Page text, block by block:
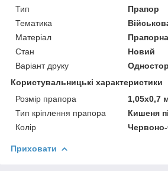
Тип
Прапор
Тематика
Матеріал
Прапорна
Стан
Новий
Варіант друку
Користувальницькі характеристики
Розмір прапора
1,05х0,7
Тип кріплення прапора
Кишеня
Колір
Приховати